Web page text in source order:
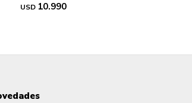
USD 10.990